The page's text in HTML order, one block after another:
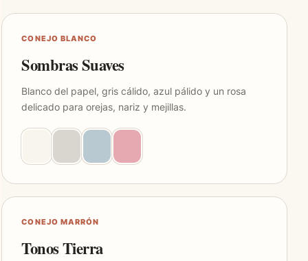
CONEJO BLANCO
Sombras Suaves
Blanco del papel, gris cálido, azul pálido y un rosa
delicado para orejas, nariz y mejillas.
CONEJO MARRÓN
Tonos Tierra